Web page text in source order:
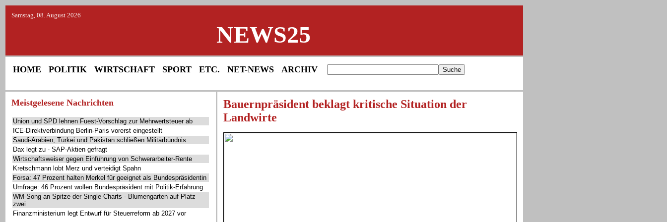
Samstag, 08. August 2026
NEWS25
HOME POLITIK WIRTSCHAFT SPORT ETC. NET-NEWS ARCHIV
Meistgelesene Nachrichten
Union und SPD lehnen Fuest-Vorschlag zur Mehrwertsteuer ab
ICE-Direktverbindung Berlin-Paris vorerst eingestellt
Saudi-Arabien, Türkei und Pakistan schließen Militärbündnis
Dax legt zu - SAP-Aktien gefragt
Wirtschaftsweiser gegen Einführung von Schwerarbeiter-Rente
Kretschmann lobt Merz und verteidigt Spahn
Forsa: 47 Prozent halten Merkel für geeignet als Bundespräsidentin
Umfrage: 46 Prozent wollen Bundespräsident mit Politik-Erfahrung
WM-Song an Spitze der Single-Charts - Blumengarten auf Platz
zwei
Finanzministerium legt Entwurf für Steuerreform ab 2027 vor
Bauernpräsident beklagt kritische Situation der
Landwirte